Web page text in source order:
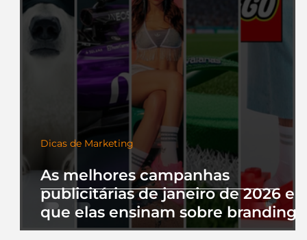
As melhores campanhas
publicitárias de janeiro de 2026 e
que elas ensinam sobre branding
Dicas de Marketing